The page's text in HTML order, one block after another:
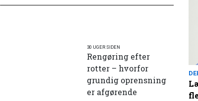
30 UGER SIDEN
Rengøring efter
rotter – hvorfor
grundig oprensning
er afgørende